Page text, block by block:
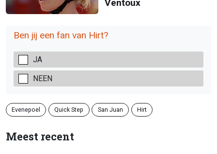
Ventoux
Ben jij een fan van Hirt?
JA
NEEN
Evenepoel Quick Step San Juan Hirt
Meest recent